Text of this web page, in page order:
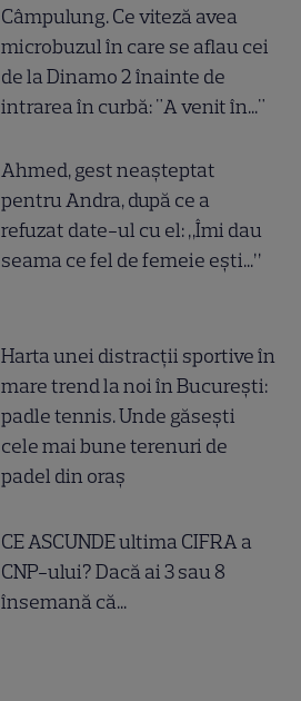
Câmpulung. Ce viteză avea
microbuzul în care se aflau cei
de la Dinamo 2 înainte de
intrarea în curbă: "A venit în..."
Ahmed, gest neașteptat
pentru Andra, după ce a
refuzat date-ul cu el: „Îmi dau
seama ce fel de femeie ești...”
Harta unei distracții sportive în
mare trend la noi în București:
padle tennis. Unde găsești
cele mai bune terenuri de
padel din oraș
CE ASCUNDE ultima CIFRA a
CNP-ului? Dacă ai 3 sau 8
însemană că...